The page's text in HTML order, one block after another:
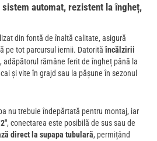
automat, rezistent la îngheț,
din fontă de înaltă calitate, asigură
pe tot parcursul iernii. Datorităîncălzirii
, adăpătorul rămâne ferit de îngheț până la
și vite în grajd sau la pășune în sezonul
nu trebuie îndepărtată pentru montaj, iar
, conectarea este posibilă de sus sau de
direct la supapa tubulară, permițând